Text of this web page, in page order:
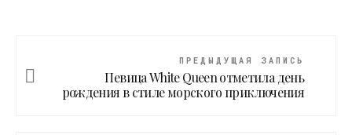
ПРЕДЫДУЩАЯ ЗАПИСЬ
Певица White Queen отметила день
рождения в стиле морского приключения